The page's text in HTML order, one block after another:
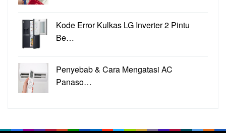
Kode Error Kulkas LG Inverter 2 Pintu
Be…
Penyebab & Cara Mengatasi AC
Panaso…